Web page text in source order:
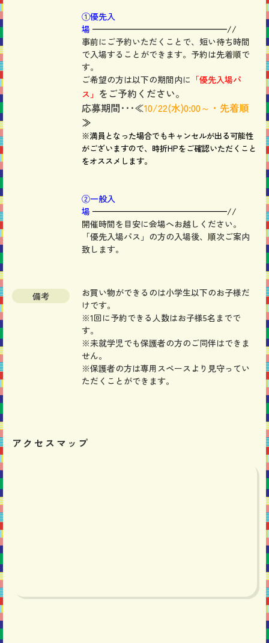
①優先入
場 ————————————————//
事前にご予約いただくことで、短い待ち時間
で入場することができます。予約は先着順で
す。
ご希望の方は以下の期間内に 「優先入場パ
ス」 をご予約ください。
応募期間･･･≪10/22(水)0:00～・先着順
≫
※満員となった場合でもキャンセルが出る可能性
がございますので、時折HPをご確認いただくこと
をオススメします。
②一般入
場 ————————————————//
開催時間を目安に会場へお越しください。
「優先入場パス」の方の入場後、順次ご案内
致します。
備考
お買い物ができるのは小学生以下のお子様だ
けです。
※1回に予約できる人数はお子様5名までで
す。
※未就学児でも保護者の方のご同伴はできま
せん。
※保護者の方は専用スペースより見守ってい
ただくことができます。
アクセスマップ